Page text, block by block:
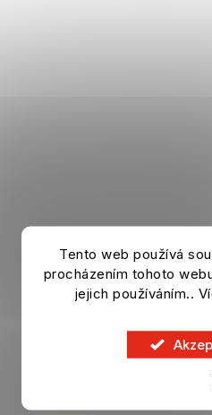
Tento web používá
procházením tohoto
jejich používáním..
Schirmmütze